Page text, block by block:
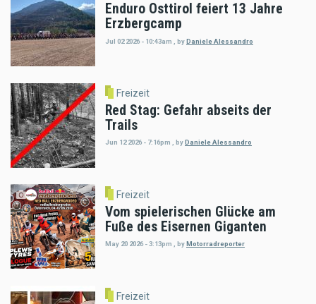
Enduro Osttirol feiert 13 Jahre
Erzbergcamp
Jul 02 2026 - 10:43am byDaniele Alessandro
Freizeit
Red Stag: Gefahr abseits der
Trails
Jun 12 2026 - 7:16pm , by Daniele Alessandro
Freizeit
Vom spielerischen Glücke am
Fuße des Eisernen Giganten
May 20 2026 - 3:13pm byMotorradreporter
Freizeit